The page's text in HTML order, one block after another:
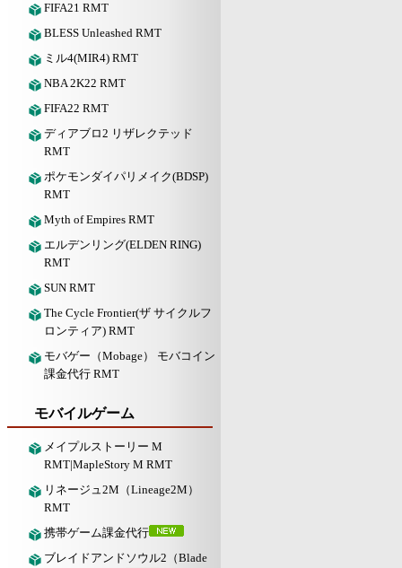
FIFA21 RMT
BLESS Unleashed RMT
ミル4(MIR4) RMT
NBA 2K22 RMT
FIFA22 RMT
ディアブロ2 リザレクテッド
RMT
ポケモンダイパリメイク(BDSP)
RMT
Myth of Empires RMT
エルデンリング(ELDEN RING)
RMT
SUN RMT
The Cycle Frontier(ザ サイクルフ
ロンティア) RMT
モバゲー（Mobage） モバコイン
課金代行 RMT
モバイルゲーム
メイプルストーリー M
RMT|MapleStory M RMT
リネージュ2M（Lineage2M）
RMT
携帯ゲーム課金代行
ブレイドアンドソウル2（Blade